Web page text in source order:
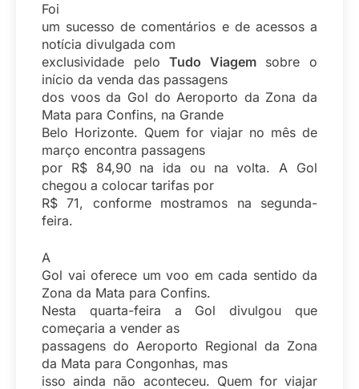
Foi
um sucesso de comentários e de acessos a
notícia divulgada com
exclusividade peloTudo Viagemsobre o
início da venda das passagens
dos voos da Gol do Aeroporto da Zona da
Mata para Confins, na Grande
Belo Horizonte. Quem for viajar no mês de
março encontra passagens
por R$ 84,90 na ida ou na volta. A Gol
chegou a colocar tarifas por
R$ 71, conforme mostramos na segunda-
feira.
A
Gol vai oferece um voo em cada sentido da
Zona da Mata para Confins.
Nesta quarta-feira a Gol divulgou que
começaria a vender as
passagens do Aeroporto Regional da Zona
da Mata para Congonhas, mas
isso ainda não aconteceu. Quem for viajar